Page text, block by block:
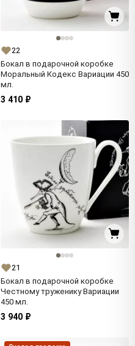
22
Бокал в подарочной коробке
Моральный Кодекс Вариации 450
мл.
3 410 ₽
21
Бокал в подарочной коробке
Честному труженику Вариации
450 мл.
3 940 ₽